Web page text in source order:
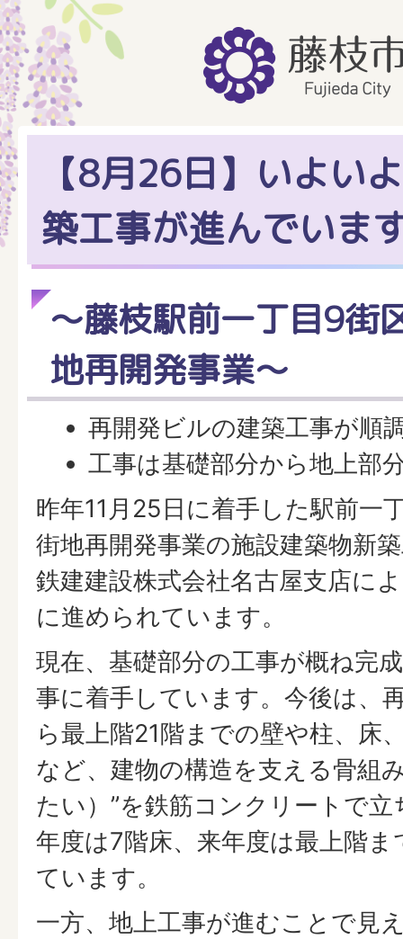
【8月26日】いよい
築工事が進んでいま
～藤枝駅前一丁目9街
地再開発事業～
再開発ビルの建築工事が順
工事は基礎部分から地上部
昨年11月25日に着手した駅前一
街地再開発事業の施設建築物新
鉄建建設株式会社名古屋支店に
に進められています。
現在、基礎部分の工事が概ね完
事に着手しています。今後は、
ら最上階21階までの壁や柱、床
など、建物の構造を支える骨組
たい）”を鉄筋コンクリートで
年度は7階床、来年度は最上階
ています。
一方、地上工事が進むことで見